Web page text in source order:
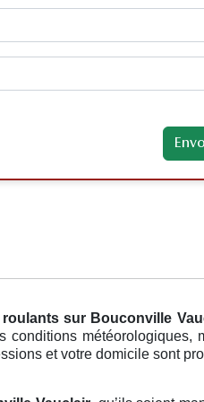
sur Bouconville
conditions
et votre domicile sont